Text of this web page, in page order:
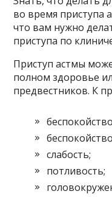
во время приступа
что вам нужно
приступа по
Приступ астмы
полном здоровье
предвестников. К
слабость;
потливость;